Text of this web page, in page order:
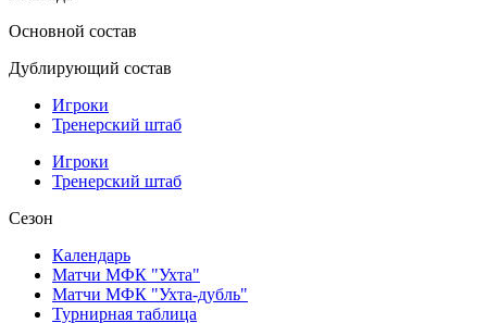
Основной состав
Дублирующий состав
Игроки
Тренерский штаб
Игроки
Тренерский штаб
Сезон
Календарь
Матчи МФК "Ухта"
Матчи МФК "Ухта-дубль"
Турнирная таблица